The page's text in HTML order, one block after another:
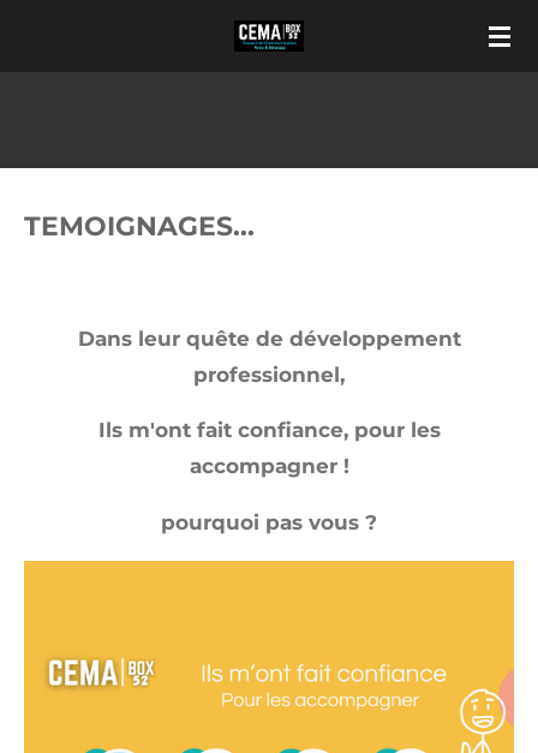
TEMOIGNAGES...
Dans leur quête de développement
professionnel,
Ils m'ont fait confiance, pour les
accompagner !
pourquoi pas vous ?